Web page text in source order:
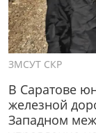
ЗМСУТ СКР
В Саратове
железной
Западном